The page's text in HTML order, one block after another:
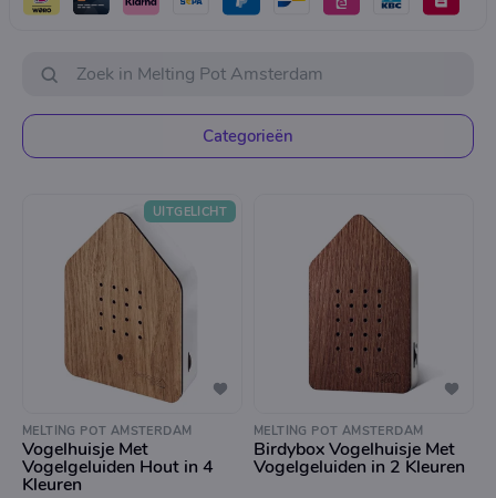
Categorieën
UITGELICHT
MELTING POT AMSTERDAM
Vogelhuisje Met
Vogelgeluiden Hout in 4
Kleuren
MELTING POT AMSTERDAM
Birdybox Vogelhuisje Met
Vogelgeluiden in 2 Kleuren